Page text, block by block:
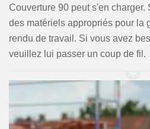
Couverture 90 peut s'en
des matériels appropriés pour la
rendu de travail. Si vous avez
veuillez lui passer un coup de fil.